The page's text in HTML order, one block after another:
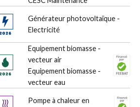
Générateur photovoltaïque -
Electricité
Equipement biomasse -
vecteur air
Equipement biomasse -
vecteur eau
Pompe à chaleur en